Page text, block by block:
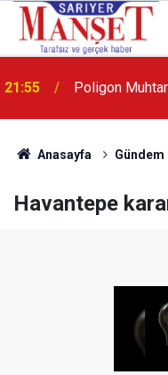
21:55 Poligon
13:36 'Poligon'da
Anasayfa Gündem
Havantepe